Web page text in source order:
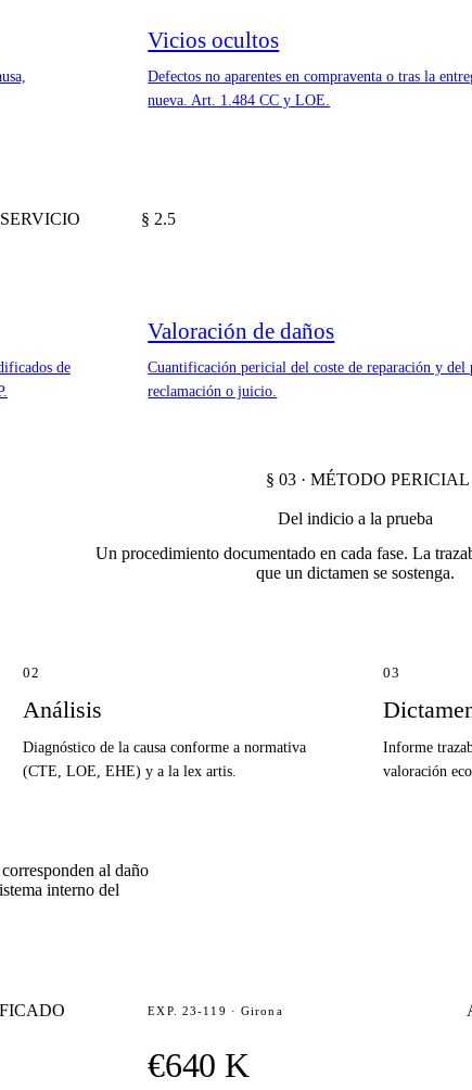
Vicios ocultos
Defectos no aparentes en compraventa o tras la
nueva. Art. 1.484 CC y LOE.
SERVICIO
de
§ 2.5
Valoración de daños
Cuantificación pericial del coste de reparación y del
reclamación o juicio.
§ 03 · MÉTODO PERICIAL
Del indicio a la prueba
Un procedimiento documentado en cada fase. La
que un dictamen se sostenga.
02
Análisis
Diagnóstico de la causa conforme a normativa
(CTE, LOE, EHE) y a la lex artis.
03
Informe
valoración
al daño
interno del
EXP. 23-119 · Girona
€640 K